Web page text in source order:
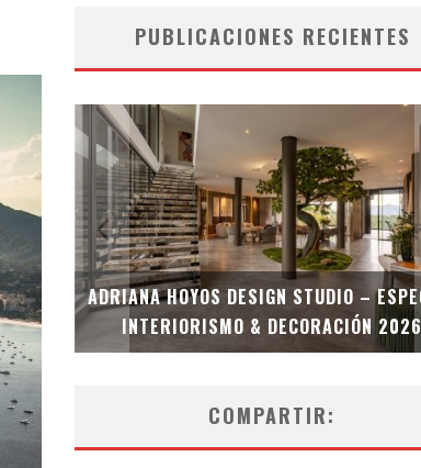
PUBLICACIONES RECIENTES
ADRIANA HOYOS DESIGN STUDIO –
INTERIORISMO & DECORACIÓN 2026
COMPARTIR: